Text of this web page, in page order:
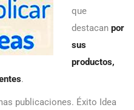
que
destacan por
sus
productos,
.
publicaciones. Éxito Idea